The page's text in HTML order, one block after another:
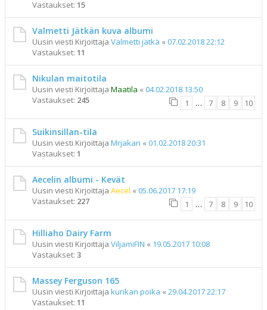
Vastaukset: 15
Valmetti Jätkän kuva albumi
Uusin viesti Kirjoittaja Valmetti jätkä « 07.02.2018 22:12
Vastaukset: 11
Nikulan maitotila
Uusin viesti Kirjoittaja Maatila « 04.02.2018 13:50
Vastaukset: 245 1 … 7 8 9 10
Suikinsillan-tila
Uusin viesti Kirjoittaja Mrjakari « 01.02.2018 20:31
Vastaukset: 1
Aecelin albumi - Kevät
Uusin viesti Kirjoittaja Aecel « 05.06.2017 17:19
Vastaukset: 227 1 … 7 8 9 10
Hilliaho Dairy Farm
Uusin viesti Kirjoittaja ViljamiFIN « 19.05.2017 10:08
Vastaukset: 3
Massey Ferguson 165
Uusin viesti Kirjoittaja kurikan poika « 29.04.2017 22:17
Vastaukset: 11